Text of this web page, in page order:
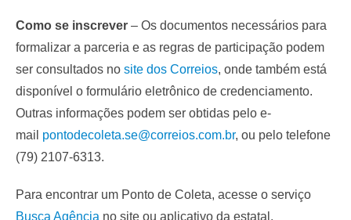
Como se inscrever – Os documentos necessários para
formalizar a parceria e as regras de participação podem
ser consultados no site dos Correios, onde também está
disponível o formulário eletrônico de credenciamento.
Outras informações podem ser obtidas pelo e-
mail pontodecoleta.se@correios.com.br, ou pelo telefone
(79) 2107-6313.
Para encontrar um Ponto de Coleta, acesse o serviço
Busca Agência no site ou aplicativo da estatal.